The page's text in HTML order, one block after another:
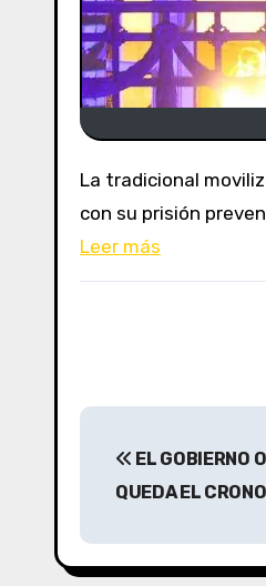
La tradicional movilización contra la violencia de género tendrá una derivación política con un recorrido hasta la casa de la expresidenta, quien cumple
con su prisión
Leer más
N
e
EL GOBIERNO
QUEDA EL